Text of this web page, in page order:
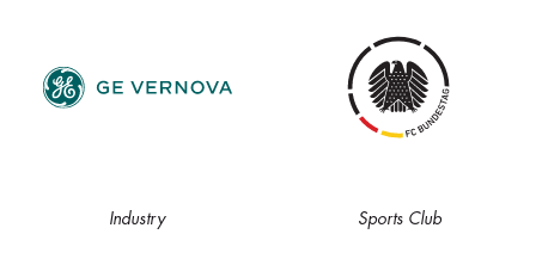
Industry Sports Club